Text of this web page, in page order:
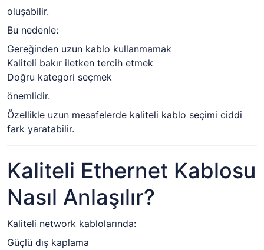
oluşabilir.
Bu nedenle:
Gereğinden uzun kablo kullanmamak
Kaliteli bakır iletken tercih etmek
Doğru kategori seçmek
önemlidir.
Özellikle uzun mesafelerde kaliteli kablo seçimi ciddi
fark yaratabilir.
Kaliteli Ethernet Kablosu
Nasıl Anlaşılır?
Kaliteli network kablolarında:
Güçlü dış kaplama